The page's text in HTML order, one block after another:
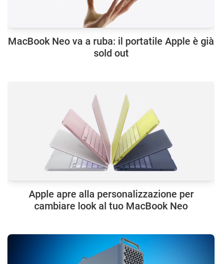
MacBook Neo va a ruba: il portatile Apple è già
sold out
Apple apre alla personalizzazione per
cambiare look al tuo MacBook Neo